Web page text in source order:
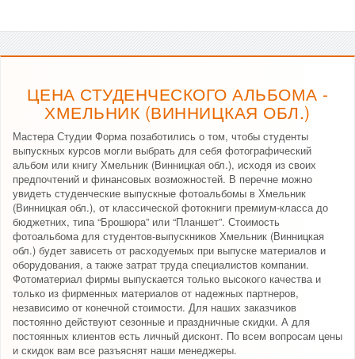
ЦЕНА СТУДЕНЧЕСКОГО АЛЬБОМА -
ХМЕЛЬНИК (ВИННИЦКАЯ ОБЛ.)
Мастера Студии Форма позаботились о том, чтобы студенты
выпускных курсов могли выбрать для себя фотографический
альбом или книгу Хмельник (Винницкая обл.), исходя из своих
предпочтений и финансовых возможностей. В перечне можно
увидеть студенческие выпускные фотоальбомы в Хмельник
(Винницкая обл.), от классической фотокниги премиум-класса до
бюджетних, типа “Брошюра” или “Планшет”. Стоимость
фотоальбома для студентов-выпускников Хмельник (Винницкая
обл.) будет зависеть от расходуемых при выпуске материалов и
оборудования, а также затрат труда специалистов компании.
Фотоматериал фирмы выпускается только высокого качества и
только из фирменных материалов от надежных партнеров,
независимо от конечной стоимости. Для наших заказчиков
постоянно действуют сезонные и праздничные скидки. А для
постоянных клиентов есть личный дисконт. По всем вопросам цены
и скидок вам все разъяснят наши менеджеры.